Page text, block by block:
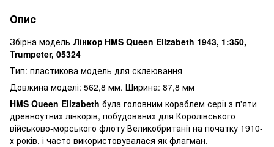
Опис
Збірна модель Лінкор HMS Queen Elizabeth 1943, 1:350,
Trumpeter, 05324
Тип: пластикова модель для склеювання
Довжина моделі: 562,8 мм. Ширина: 87,8 мм
HMS Queen Elizabeth була головним кораблем серії з п'яти
древноутних лінкорів, побудованих для Королівського
військово-морського флоту Великобританії на початку 1910-
х років, і часто використовувалася як флагман.